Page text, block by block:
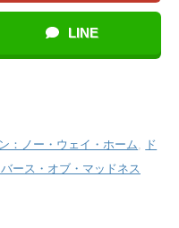
LINE
：ノー・ウェイ・ホーム ド
ース・オブ・マッドネス